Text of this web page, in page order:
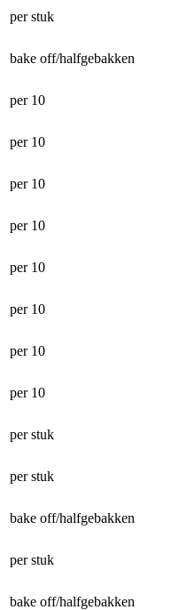
per stuk
bake off/halfgebakken
per 10
per 10
per 10
per 10
per 10
per 10
per 10
per 10
per stuk
per stuk
bake off/halfgebakken
per stuk
bake off/halfgebakken